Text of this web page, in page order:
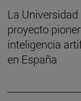
La Universidad
proyecto
inteligencia
en España